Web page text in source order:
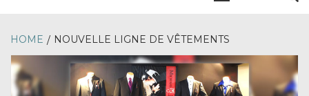
HOME NOUVELLE LIGNE DE VÊTEMENTS